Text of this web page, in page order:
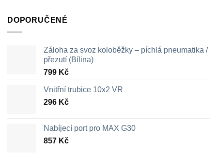
DOPORUČENÉ
Záloha za svoz koloběžky – píchlá pneumatika /
přezutí (Bílina)
799 Kč
Vnitřní trubice 10x2 VR
296 Kč
Nabíjecí port pro MAX G30
857 Kč